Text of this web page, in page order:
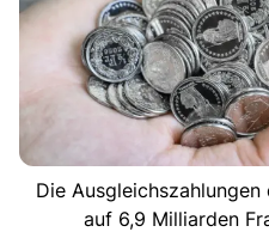
Die
auf 6,9 Milliarden